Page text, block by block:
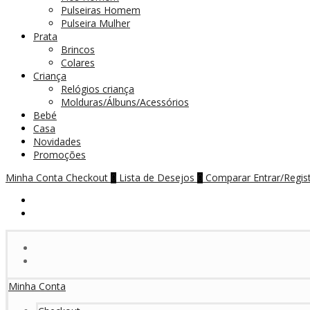
Pulseiras Homem
Pulseira Mulher
Prata
Brincos
Colares
Criança
Relógios criança
Molduras/Álbuns/Acessórios
Bebé
Casa
Novidades
Promoções
Minha Conta Checkout 0 Lista de Desejos 0 Comparar Entrar/
Minha Conta